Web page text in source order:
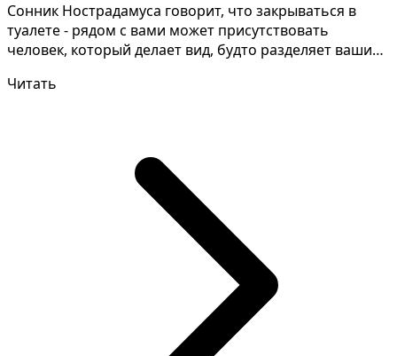
Сонник Нострадамуса говорит, что закрываться в
туалете - рядом с вами может присутствовать
человек, который делает вид, будто разделяет ваши
Читать